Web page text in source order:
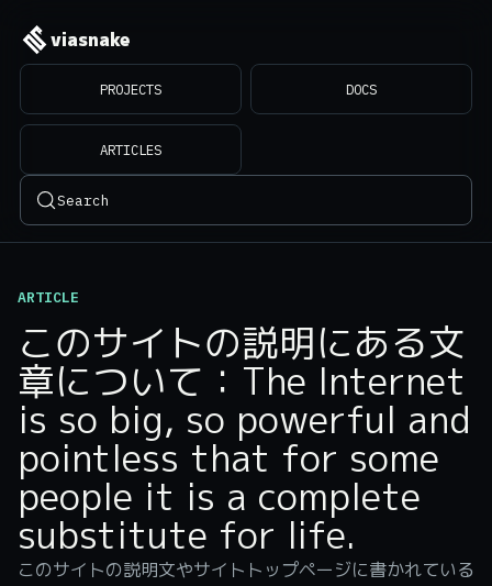
viasnake
PROJECTS DOCS
ARTICLES
Search
ARTICLE
このサイトの説明にある文
章について：The Internet
is so big, so powerful and
pointless that for some
people it is a complete
substitute for life.
このサイトの説明文やサイトトップページに書かれている